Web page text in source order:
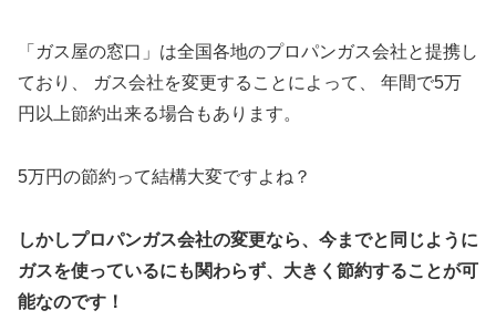
「ガス屋の窓口」は全国各地のプロパンガス会社と提携し
ており、 ガス会社を変更することによって、 年間で5万
円以上節約出来る場合もあります。
5万円の節約って結構大変ですよね？
しかしプロパンガス会社の変更なら、今までと同じように
ガスを使っているにも関わらず、大きく節約することが可
能なのです！